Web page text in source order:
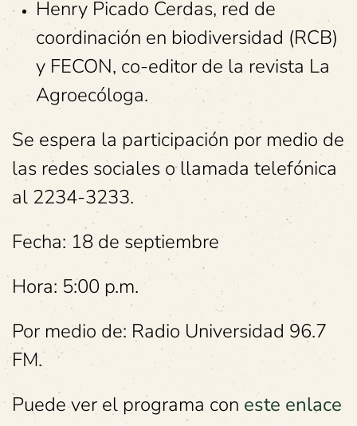
Henry Picado Cerdas, red de
coordinación en biodiversidad (RCB)
y FECON, co-editor de la revista La
Agroecóloga.
Se espera la participación por medio de
las redes sociales o llamada telefónica
al 2234-3233.
Fecha: 18 de septiembre
Hora: 5:00 p.m.
Por medio de: Radio Universidad 96.7
FM.
Puede ver el programa con este enlace